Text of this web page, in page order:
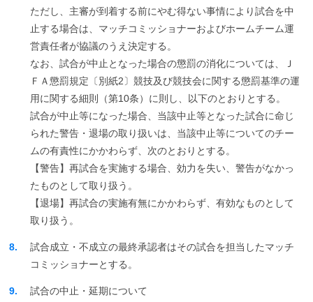
ただし、主審が到着する前にやむ得ない事情により試合を中
止する場合は、マッチコミッショナーおよびホームチーム運
営責任者が協議のうえ決定する。
なお、試合が中止となった場合の懲罰の消化については、Ｊ
ＦＡ懲罰規定〔別紙2〕競技及び競技会に関する懲罰基準の運
用に関する細則（第10条）に則し、以下のとおりとする。
試合が中止等になった場合、当該中止等となった試合に命じ
られた警告・退場の取り扱いは、当該中止等についてのチー
ムの有責性にかかわらず、次のとおりとする。
【警告】再試合を実施する場合、効力を失い、警告がなかっ
たものとして取り扱う。
【退場】再試合の実施有無にかかわらず、有効なものとして
取り扱う。
8.
試合成立・不成立の最終承認者はその試合を担当したマッチ
コミッショナーとする。
9.
試合の中止・延期について